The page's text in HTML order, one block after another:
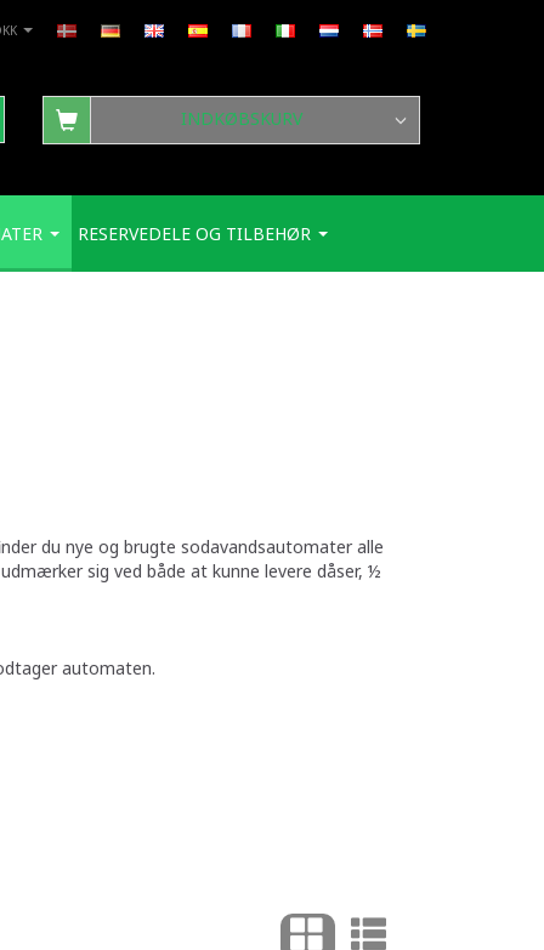
INDKØBSKURV
RESERVEDELE OG TILBEHØR
du nye og brugte sodavandsautomater alle
sig ved både at kunne levere dåser, ½
automaten.